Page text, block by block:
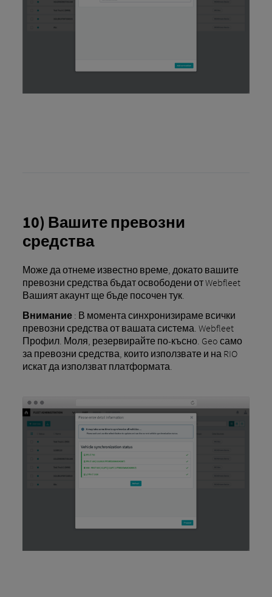
10) Вашите превозни
средства
Може да отнеме известно време, докато вашите
превозни средства бъдат освободени от Webfleet
Вашият акаунт ще бъде посочен тук.
Внимание: В момента синхронизираме всички
превозни средства от вашата система. Webfleet
Профил. Моля, резервирайте по-късно. Geo само
за превозни средства, които използвате и на RIO
искат да използват платформата.